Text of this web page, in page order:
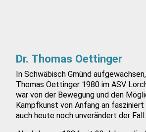
Dr. Thomas Oettinger
In Schwäbisch Gmünd
Thomas Oettinger 1980 im ASV
war von der Bewegung und den
Kampfkunst von Anfang an
auch heute noch unverändert der Fall.